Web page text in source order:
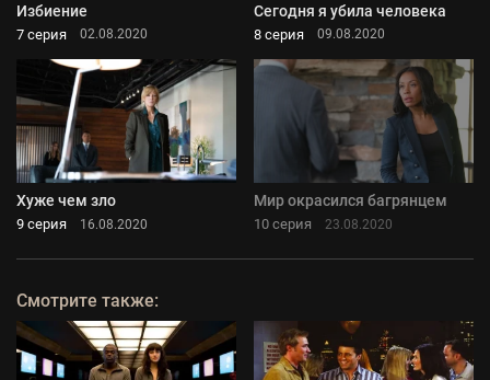
Избиение
7 серия 02.08.2020
Сегодня я убила человека
8 серия 09.08.2020
Хуже чем зло
9 серия 16.08.2020
Мир окрасился багрянцем
10 серия 23.08.2020
Смотрите также: